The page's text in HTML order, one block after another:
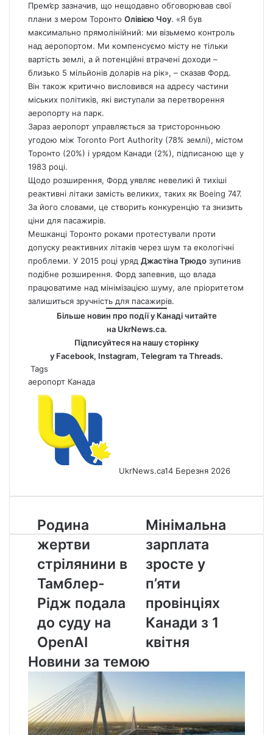
Прем’єр зазначив, що нещодавно обговорював свої
плани з мером Торонто Олівією Чоу. «Я був
максимально прямолінійний: ми візьмемо контроль
над аеропортом. Ми компенсуємо місту не тільки
вартість землі, а й потенційні втрачені доходи –
близько 5 мільйонів доларів на рік», – сказав Форд.
Він також критично висловився на адресу частини
міських політиків, які виступали за перетворення
аеропорту на парк.
Зараз аеропорт управляється за тристоронньою
угодою між Toronto Port Authority (78% землі), містом
Торонто (20%) і урядом Канади (2%), підписаною ще у
1983 році.
Щодо розширення, Форд уявляє невеликі й тихіші
реактивні літаки замість великих, таких як Boeing 747.
За його словами, це створить конкуренцію та знизить
ціни для пасажирів.
Мешканці Торонто роками протестували проти
допуску реактивних літаків через шум та екологічні
проблеми. У 2015 році уряд Джастіна Трюдо зупинив
подібне розширення. Форд запевнив, що влада
працюватиме над мінімізацією шуму, але пріоритетом
залишиться зручність для пасажирів.
Більше новин про події у Канаді читайте
на UkrNews.ca.
Підписуйтеся на нашу сторінку
у Facebook, Instagram, Telegram таThreads.
Tags
аеропорт Канада
UkrNews.ca14 Березня 2026
Родина
жертви
стрілянини
в
Тамблер-
Рідж
подала
до
суду
на
OpenAI
Родина
жертви
стрілянини в
Тамблер-
Рідж подала
до суду на
OpenAI
Мінімальна
зарплата
зросте
у
п’яти
провінціях
Канади
з
1
квітня
Мінімальна
зарплата
зросте у
п’яти
провінціях
Канади з 1
квітня
Новини за темою